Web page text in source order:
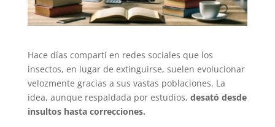
Hace días compartí en redes sociales que los
insectos, en lugar de extinguirse, suelen evolucionar
velozmente gracias a sus vastas poblaciones. La
idea, aunque respaldada por estudios, desató desde
insultos hasta correcciones.